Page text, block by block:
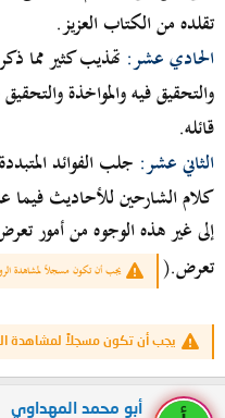
تقلده من الكتاب العزيز.
الحادي عشر: تهذيب كثير مما
والتحقيق فيه والمواخذة
قائله.
الثاني عشر: جلب الفوائد
كلام الشارحين للأحاديث
إلى غير هذه الوجوه من أمور
تعرض.( يجب أن تكون مسجلاً لمشاهدة
يجب أن تكون مسجلاً لمشاهدة
أبو محمد المهداوي